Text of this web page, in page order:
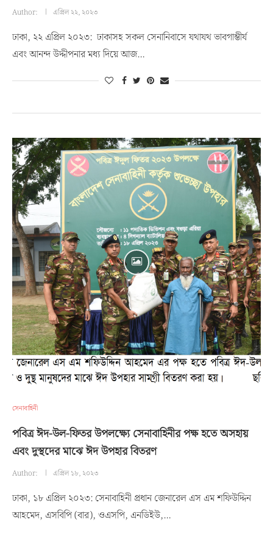
Author: এপ্রিল ২২, ২০২৩
ঢাকা, ২২ এপ্রিল ২০২৩: ঢাকাসহ সকল সেনানিবাসে যথাযথ ভাবগাম্ভীর্য
এবং আনন্দ উদ্দীপনার মধ্য দিয়ে আজ…
সেনাবাহিনী
পবিত্র ঈদ-উল-ফিতর উপলক্ষ্যে সেনাবাহিনীর পক্ষ হতে অসহায়
এবং দুস্থদের মাঝে ঈদ উপহার বিতরণ
Author: এপ্রিল ১৮, ২০২৩
ঢাকা, ১৮ এপ্রিল ২০২৩: সেনাবাহিনী প্রধান জেনারেল এস এম শফিউদ্দিন
আহমেদ, এসবিপি (বার), ওএসপি, এনডিইউ,…